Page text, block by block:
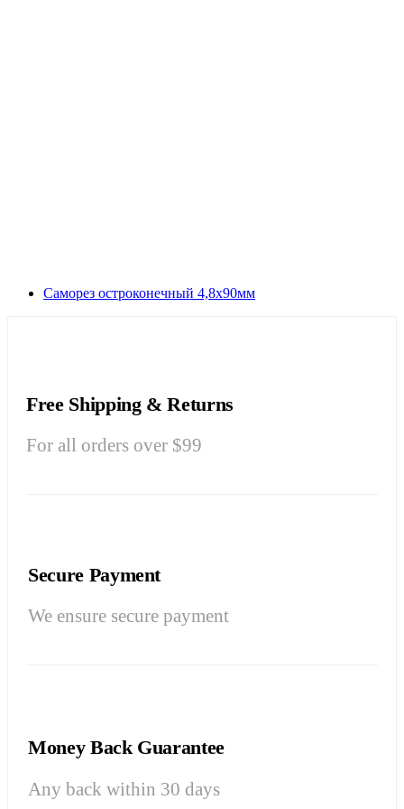
Саморез остроконечный 4,8х90мм
Free Shipping & Returns
For all orders over $99
Secure Payment
We ensure secure payment
Money Back Guarantee
Any back within 30 days